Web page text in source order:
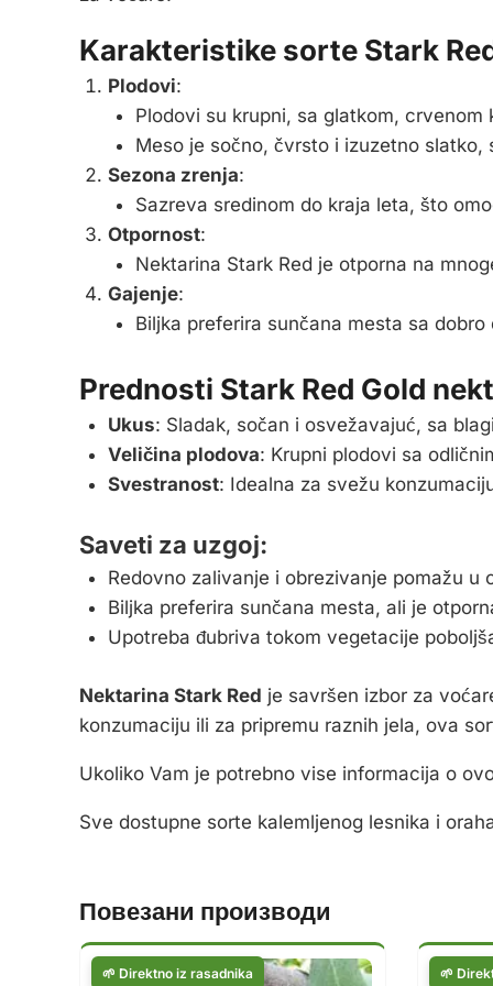
Karakteristike sorte Stark
Plodovi:
Plodovi su krupni, sa glatkom,
Meso je sočno, čvrsto i izuzetno
Sezona zrenja:
Sazreva sredinom do kraja leta, što
Otpornost:
Nektarina Stark Red je otporna na
Gajenje:
Biljka preferira sunčana mesta sa
Prednosti Stark Red Gold
Ukus: Sladak, sočan i osvežavajuć, sa
Veličina plodova: Krupni plodovi sa
Svestranost: Idealna za svežu
Saveti za uzgoj:
Redovno zalivanje i obrezivanje pomažu
Biljka preferira sunčana mesta, ali je
Upotreba đubriva tokom vegetacije
Nektarina Stark Red je savršen izbor za
konzumaciju ili za pripremu raznih jela, ova
Ukoliko Vam je potrebno vise informacija o
Sve dostupne sorte kalemljenog lesnika i
Повезани производи